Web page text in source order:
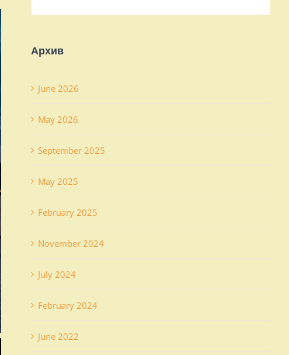
Архив
June 2026
May 2026
September 2025
May 2025
February 2025
November 2024
July 2024
February 2024
June 2022